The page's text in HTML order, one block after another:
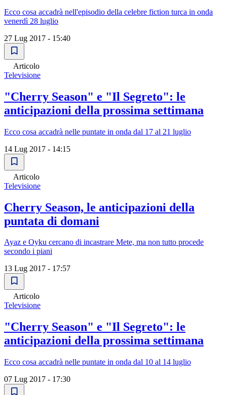
Ecco cosa accadrà nell'episodio della celebre fiction turca in onda
venerdì 28 luglio
27 Lug 2017 - 15:40
Articolo
Televisione
"Cherry Season" e "Il Segreto": le
anticipazioni della prossima settimana
Ecco cosa accadrà nelle puntate in onda dal 17 al 21 luglio
14 Lug 2017 - 14:15
Articolo
Televisione
Cherry Season, le anticipazioni della
puntata di domani
Ayaz e Oyku cercano di incastrare Mete, ma non tutto procede
secondo i piani
13 Lug 2017 - 17:57
Articolo
Televisione
"Cherry Season" e "Il Segreto": le
anticipazioni della prossima settimana
Ecco cosa accadrà nelle puntate in onda dal 10 al 14 luglio
07 Lug 2017 - 17:30